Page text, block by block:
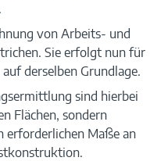
von Arbeits- und
Sie erfolgt nun für
derselben Grundlage.
sind hierbei
Flächen, sondern
erforderlichen Maße an